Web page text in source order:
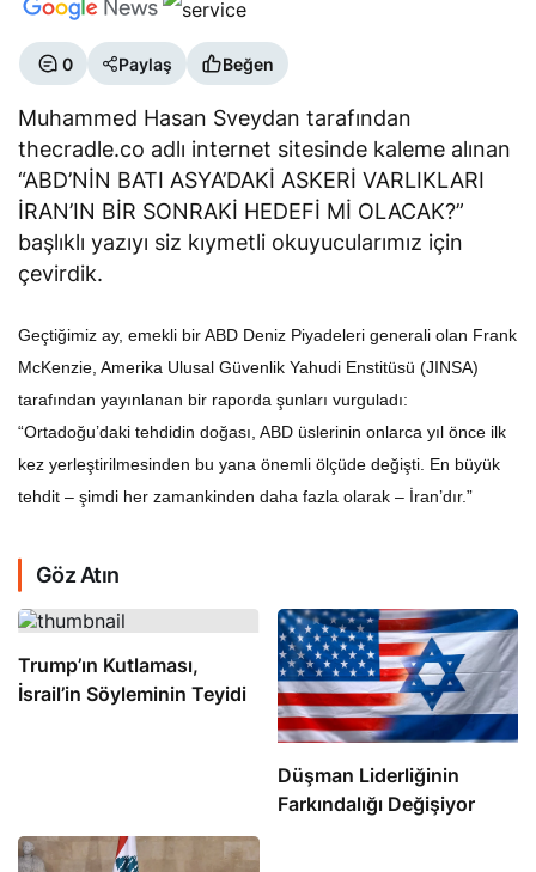
0 Paylaş Beğen
Muhammed Hasan Sveydan tarafından
thecradle.co adlı internet sitesinde kaleme alınan
“ABD’NİN BATI ASYA’DAKİ ASKERİ VARLIKLARI
İRAN’IN BİR SONRAKİ HEDEFİ Mİ OLACAK?”
başlıklı yazıyı siz kıymetli okuyucularımız için
çevirdik.
Geçtiğimiz ay, emekli bir ABD Deniz Piyadeleri generali olan Frank
McKenzie, Amerika Ulusal Güvenlik Yahudi Enstitüsü (JINSA)
tarafından yayınlanan bir raporda şunları vurguladı:
“Ortadoğu’daki tehdidin doğası, ABD üslerinin onlarca yıl önce ilk
kez yerleştirilmesinden bu yana önemli ölçüde değişti. En büyük
tehdit – şimdi her zamankinden daha fazla olarak – İran’dır.”
Göz Atın
Trump’ın Kutlaması,
İsrail’in Söyleminin Teyidi
Düşman Liderliğinin
Farkındalığı Değişiyor